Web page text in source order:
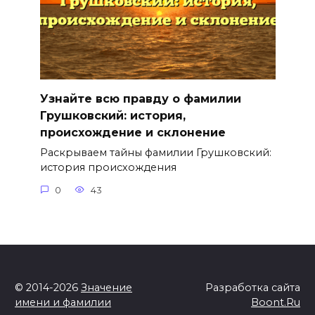
Узнайте всю правду о фамилии
Грушковский: история,
происхождение и склонение
Раскрываем тайны фамилии Грушковский:
история происхождения
0 43
© 2014-2026 Значение
имени и фамилии
Разработка сайта
Boont.Ru